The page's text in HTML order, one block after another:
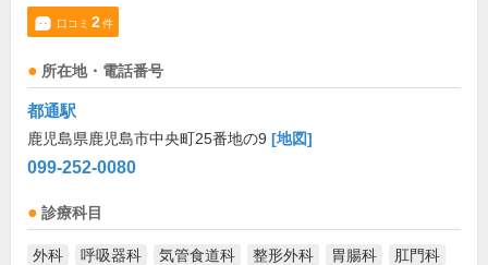
口コミ 2件
所在地・電話番号
都通駅
鹿児島県鹿児島市中央町25番地の9 [地図]
099-252-0080
診療科目
外科 呼吸器科 気管食道科 整形外科 胃腸科
肛門科